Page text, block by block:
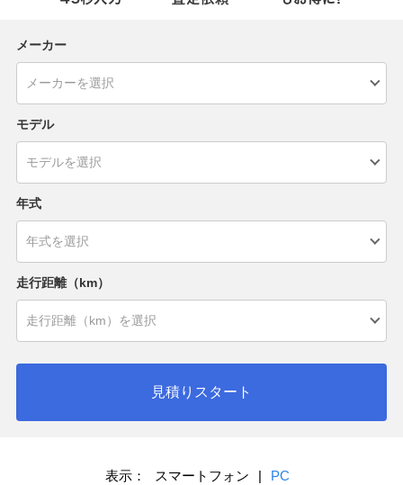
メーカー
モデル
年式
走行距離（km）
見積りスタート
表示： スマートフォン | PC